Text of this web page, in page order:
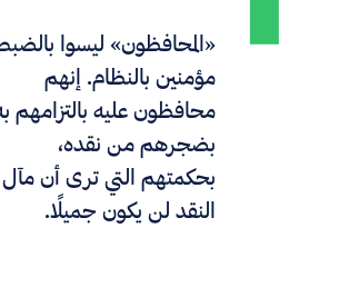
«المحافظون» ليسوا بالضبط
مؤمنين بالنظام. إنهم
محافظون عليه بالتزامهم
بضجرهم من نقده،
بحكمتهم التي ترى أن مآل
النقد لن يكون جميلًا.